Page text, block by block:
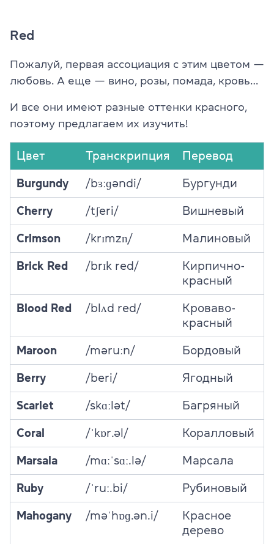
Red
Пожалуй, первая ассоциация с этим цветом —
любовь. А еще — вино, розы, помада, кровь…
И все они имеют разные оттенки красного,
поэтому предлагаем их изучить!
Цвет Транскрипция Перевод
Burgundy /bɜːɡəndi/ Бургунди
Cherry /tʃeri/ Вишневый
Crimson /krɪmzn̩/ Малиновый
Brick Red /brɪk red/
Кирпично-
красный
Blood Red /blʌd red/
Кроваво-
красный
Maroon /məruːn/ Бордовый
Berry /beri/ Ягодный
Scarlet /skɑːlət/ Багряный
Coral /ˈkɒr.əl/ Коралловый
Marsala /mɑːˈsɑː.lə/ Марсала
Ruby /ˈruː.bi/ Рубиновый
Mahogany /məˈhɒɡ.ən.i/
Красное
дерево